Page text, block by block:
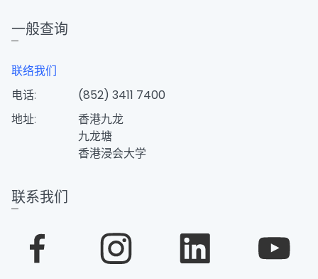
一般查询
联络我们
电话:
(852) 3411 7400
地址:
香港九龙
九龙塘
香港浸会大学
联系我们